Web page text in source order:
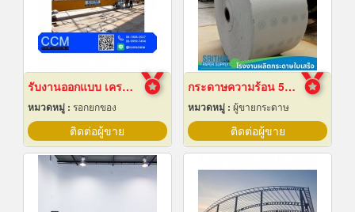
รับงานออกแบบ เครนโรงงาน
หมวดหมู่ : รอกยกของ
ติดต่อผู้ขาย
กระดาษความร้อน 57x80 ราคาส่ง
หมวดหมู่ : ผู้ขายกระดาษ
ติดต่อผู้ขาย